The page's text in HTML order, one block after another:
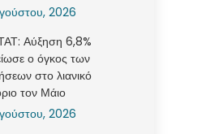
2026
Αύξηση 6,8%
ο όγκος των
στο λιανικό
τον Μάιο
2026